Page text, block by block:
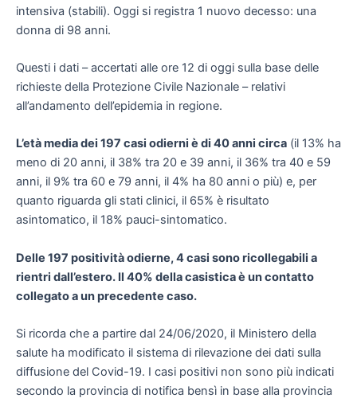
intensiva (stabili). Oggi si registra 1 nuovo decesso: una
donna di 98 anni.
Questi i dati – accertati alle ore 12 di oggi sulla base delle
richieste della Protezione Civile Nazionale – relativi
all’andamento dell’epidemia in regione.
L’età media dei 197 casi odierni è di 40 anni circa (il 13% ha
meno di 20 anni, il 38% tra 20 e 39 anni, il 36% tra 40 e 59
anni, il 9% tra 60 e 79 anni, il 4% ha 80 anni o più) e, per
quanto riguarda gli stati clinici, il 65% è risultato
asintomatico, il 18% pauci-sintomatico.
Delle 197 positività odierne, 4 casi sono ricollegabili a
rientri dall’estero. Il 40% della casistica è un contatto
collegato a un precedente caso.
Si ricorda che a partire dal 24/06/2020, il Ministero della
salute ha modificato il sistema di rilevazione dei dati sulla
diffusione del Covid-19. I casi positivi non sono più indicati
secondo la provincia di notifica bensì in base alla provincia